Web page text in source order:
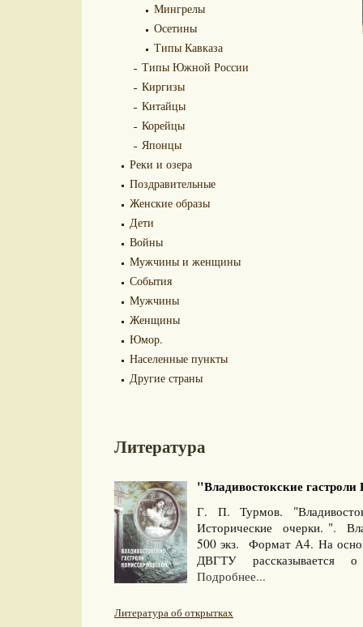
Мингрелы
Осетины
Типы Кавказа
Типы Южной России
Киргизы
Китайцы
Корейцы
Японцы
Реки и озера
Поздравительные
Женские образы
Дети
Войны
Мужчины и женщины
События
Мужчины
Женщины
Юмор.
Населенные пункты
Другие страны
Литература
"Владивостокские
Г. П. Турмов.
Исторические очерки. ".
500 экз. Формат А4. На
ДВГТУ рассказывается
Подробнее...
Литература об открытках